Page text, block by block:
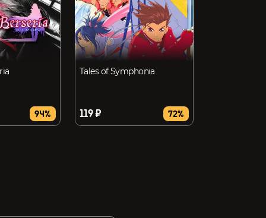
94%
Tales of Symphonia
119 ₽ 72%